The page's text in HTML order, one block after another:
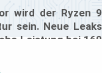
wird der Ryzen 9
sein. Neue Leaks
Leistung bei 160
Core i9-14900K
9 7950X. Mit dieser